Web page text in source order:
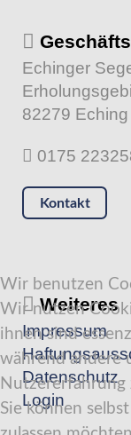
Echinger
82279
0175
Kontakt
Weiteres
Impressum
Datenschutz
Login
Wir benutzen
Wir nutzen
ihnen sind
während andere
Nutzererfahrung
Sie können